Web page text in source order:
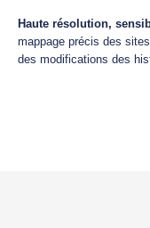
Haute résolution,
mappage précis des
des modifications des